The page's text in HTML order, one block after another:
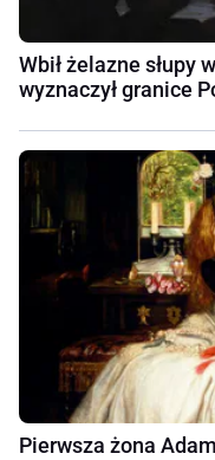
Wbił żelazne słupy
wyznaczył granice
Pierwsza żona